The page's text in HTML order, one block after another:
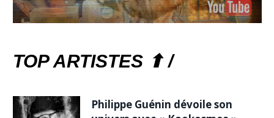
TOP ARTISTES ⬆ /
Philippe Guénin dévoile son